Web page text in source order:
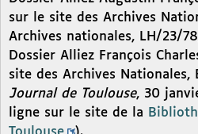
sur le site des Archives
Archives nationales, LH/23/
Dossier Alliez François
site des Archives Nationales,
Journal de Toulouse, 30
ligne sur le site de la